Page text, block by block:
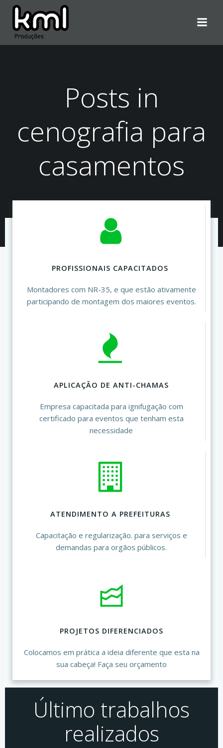
Posts in
cenografia para
casamentos
PROFISSIONAIS CAPACITADOS
Montadores com NR-35, e que estão ativamente
participando de montagem dos maiores eventos.
APLICAÇÃO DE ANTI-CHAMAS
Empresa capacitada para ignifugação com
certificado para eventos que tenham esta
necessidade
ATENDIMENTO A PREFEITURAS
Capacitação e regularização. para serviços e
demandas para orgãos públicos.
PROJETOS DIFERENCIADOS
Colocamos em prática a ideia diferente que esta na
sua cabeça! Faça seu orçamento
Último trabalhos
realizados